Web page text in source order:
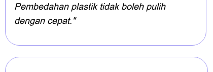
Pembedahan plastik tidak boleh pulih
dengan cepat."